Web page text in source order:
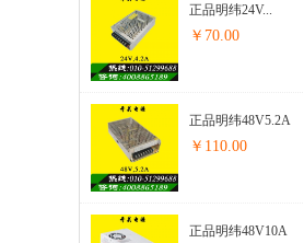
正品明纬24V...
￥70.00
正品明纬48V5.2A
开关电源步进...
￥110.00
正品明纬48V10A